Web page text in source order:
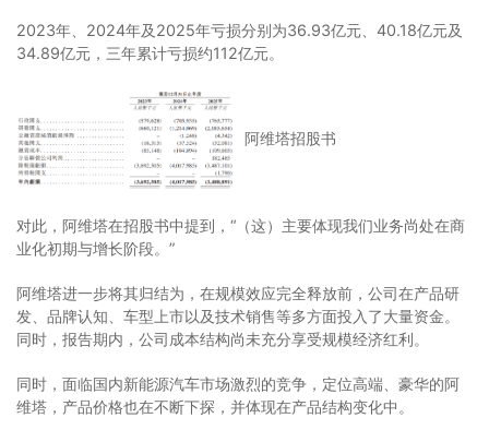
2023年、2024年及2025年亏损分别为36.93亿元、40.18亿元及
34.89亿元，三年累计亏损约112亿元。
阿维塔招股书
对此，阿维塔在招股书中提到，“（这）主要体现我们业务尚处在商
业化初期与增长阶段。”
阿维塔进一步将其归结为，在规模效应完全释放前，公司在产品研
发、品牌认知、车型上市以及技术销售等多方面投入了大量资金。
同时，报告期内，公司成本结构尚未充分享受规模经济红利。
同时，面临国内新能源汽车市场激烈的竞争，定位高端、豪华的阿
维塔，产品价格也在不断下探，并体现在产品结构变化中。